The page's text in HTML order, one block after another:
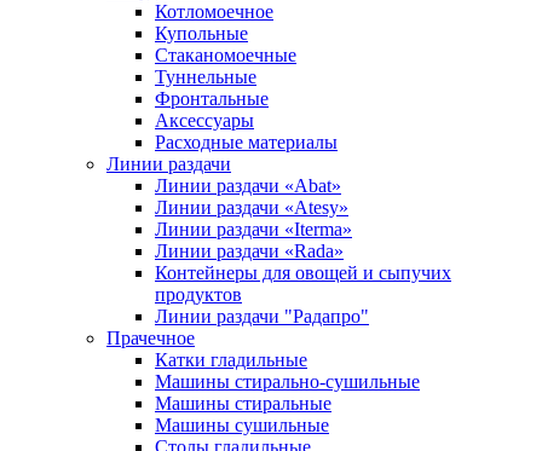
Котломоечное
Купольные
Стаканомоечные
Туннельные
Фронтальные
Аксессуары
Расходные материалы
Линии раздачи
Линии раздачи «Abat»
Линии раздачи «Atesy»
Линии раздачи «Iterma»
Линии раздачи «Rada»
Контейнеры для овощей и сыпучих
продуктов
Линии раздачи "Радапро"
Прачечное
Катки гладильные
Машины стирально-сушильные
Машины стиральные
Машины сушильные
Столы гладильные